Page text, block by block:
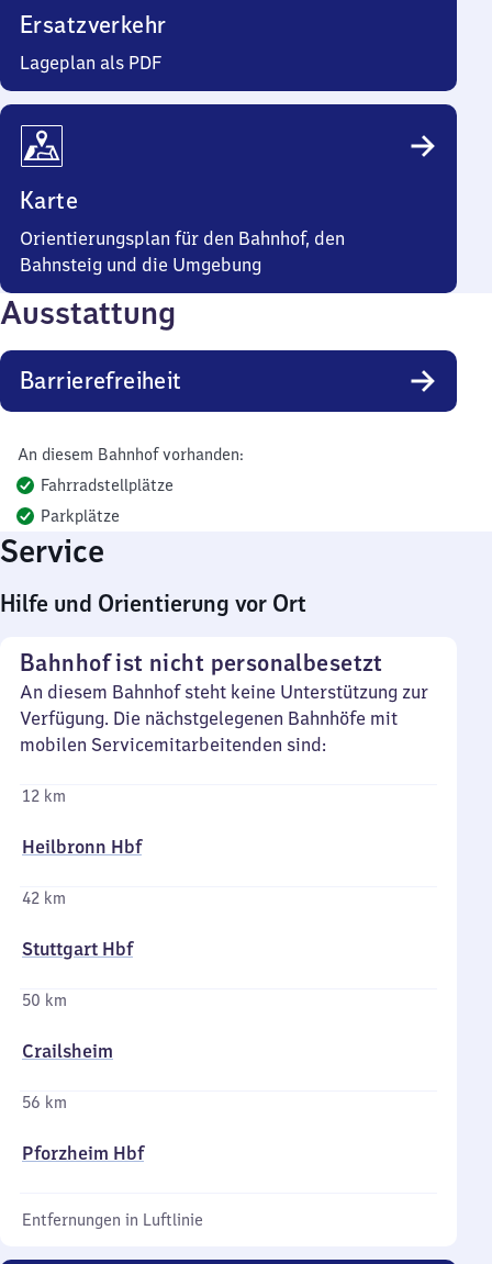
Ersatzverkehr
Lageplan als PDF
Karte
Orientierungsplan für den Bahnhof, den
Bahnsteig und die Umgebung
Ausstattung
Barrierefreiheit
An diesem Bahnhof vorhanden:
Fahrradstellplätze
Parkplätze
Service
Hilfe und Orientierung vor Ort
Bahnhof ist nicht personalbesetzt
An diesem Bahnhof steht keine Unterstützung zur
Verfügung. Die nächstgelegenen Bahnhöfe mit
mobilen Servicemitarbeitenden sind:
12 km
Heilbronn Hbf
42 km
Stuttgart Hbf
50 km
Crailsheim
56 km
Pforzheim Hbf
Entfernungen in Luftlinie